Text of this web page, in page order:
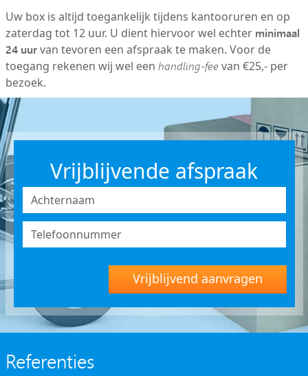
Uw box is altijd toegankelijk tijdens kantooruren en op
zaterdag tot 12 uur. U dient hiervoor wel echter minimaal
24 uurvan tevoren een afspraak te maken. Voor de
toegang rekenen wij wel een handling-feevan €25,- per
bezoek.
Vrijblijvende afspraak
Vrijblijvend aanvragen
Referenties